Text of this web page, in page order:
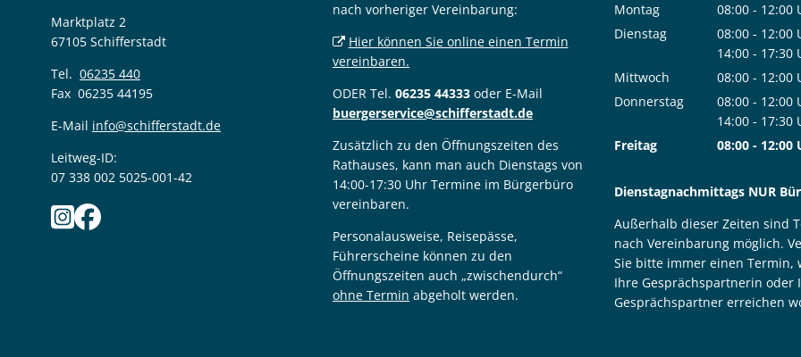
Marktplatz 2
67105 Schifferstadt
Tel. 06235 440
Fax 06235 44195
E-Mail info@schifferstadt.de
Leitweg-ID:
07 338 002 5025-001-42
nach vorheriger Vereinbarung:
Hier können Sie online einen Termin
vereinbaren.
ODER Tel. 06235 44333 oder E-Mail
buergerservice@schifferstadt.de
Zusätzlich zu den Öffnungszeiten des
Rathauses, kann man auch Dienstags von
14:00-17:30 Uhr Termine im Bürgerbüro
vereinbaren.
Personalausweise, Reisepässe,
Führerscheine können zu den
Öffnungszeiten auch „zwischendurch“
ohne Termin abgeholt werden.
Montag 08:00 - 12:00
Von 08:00 bis
Dienstag 08:00 - 12:00
Von 08:00 bis
14:00 - 17:30
Von 14:00 bis
Mittwoch 08:00 - 12:00
Von 08:00 bis
Donnerstag 08:00 - 12:00
Von 08:00 bis
14:00 - 17:30
Von 14:00 bis
Freitag 08:00 - 12:00
Dienstagnachmittags NUR
Außerhalb dieser Zeiten sind
nach Vereinbarung möglich.
Sie bitte immer einen Termin,
Ihre Gesprächspartnerin oder
Gesprächspartner erreichen